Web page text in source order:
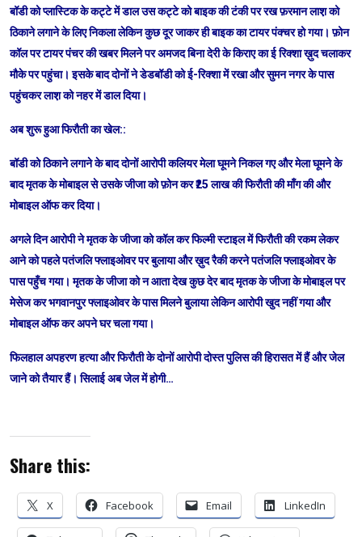
बॉडी को प्लास्टिक के कट्टे में डाल उस कट्टे को बाइक की टंकी पर रख फ़रमान लाश़ को
ठिकाने लगाने के लिए निकला लेकिन कुछ दूर जाकर ही बाइक का टायर पंक्चर हो गया। फ़ोन
कॉल पर टायर पंचर की खबर मिलने पर अमजद बिना देरी के किराए का ई रिक्शा ख़ुद चलाकर
मौके पर पहुंचा। इसके बाद दोनों ने डेडबॉडी को ई-रिक्शा में रखा और सुमन नगर के पास
पहुंचकर लाश़ को नहर में डाल दिया।
अब शुरू हुआ फिरौती का खेल::
बॉडी को ठिकाने लगाने के बाद दोनों आरोपी कलियर मेला घूमने निकल गए और मेला घूमने के
बाद मृतक के मोबाइल से उसके जीजा को फ़ोन कर ₹25 लाख की फिरौती की माँग की और
मोबाइल ऑफ कर दिया।
अगले दिन आरोपी ने मृतक के जीजा को कॉल कर फिल्मी स्टाइल में फिरौती की रकम लेकर
आने को पहले पतंजलि फ्लाइओवर पर बुलाया और ख़ुद रैकी करने पतंजलि फ्लाइओवर के
पास पहुँच गया। मृतक के जीजा को न आता देख कुछ देर बाद मृतक के जीजा के मोबाइल पर
मेसेज कर भगवानपुर फ्लाइओवर के पास मिलने बुलाया लेकिन आरोपी खुद नहीं गया और
मोबाइल ऑफ कर अपने घर चला गया।
फिलहाल अपहरण हत्या और फिरौती के दोनों आरोपी दोस्त पुलिस की हिरासत में हैं और जेल
जाने को तैयार हैं। सिलाई अब जेल में होगी…
Share this:
X Facebook Email LinkedIn